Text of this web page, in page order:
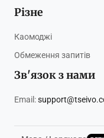
Різне
Каомоджі
Обмеження запитів
Зв'язок з нами
Email: